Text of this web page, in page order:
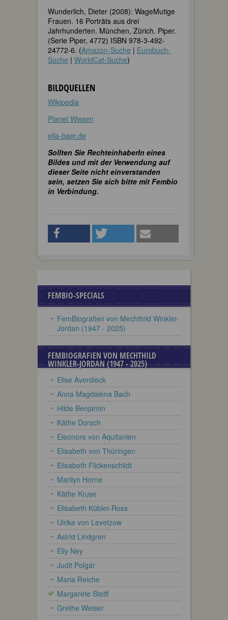
Wunderlich, Dieter (2008): WageMutige
Frauen. 16 Porträts aus drei
Jahrhunderten. München, Zürich. Piper.
(Serie Piper, 4772) ISBN 978-3-492-
24772-6. (Amazon-Suche | Eurobuch-
Suche | WorldCat-Suche)
BILDQUELLEN
Wikipedia
Planet Wissen
ella-baer.de
Sollten Sie RechteinhaberIn eines
Bildes und mit der Verwendung auf
dieser Seite nicht einverstanden
sein, setzen Sie sich bitte mit Fembio
in Verbindung.
FEMBIO-SPECIALS
FemBiografien von Mechthild Winkler-
Jordan (1947 - 2025)
FEMBIOGRAFIEN VON MECHTHILD
WINKLER-JORDAN (1947 - 2025)
Elise Averdieck
Anna Magdalena Bach
Hilde Benjamin
Käthe Dorsch
Eleonore von Aquitanien
Elisabeth von Thüringen
Elisabeth Flickenschildt
Marilyn Horne
Käthe Kruse
Elisabeth Kübler-Ross
Ulrike von Levetzow
Astrid Lindgren
Elly Ney
Judit Polgár
Maria Reiche
Margarete Steiff
Grethe Weiser